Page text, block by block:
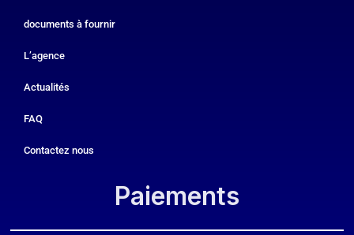
documents à fournir
L’agence
Actualités
FAQ
Contactez nous
Paiements​